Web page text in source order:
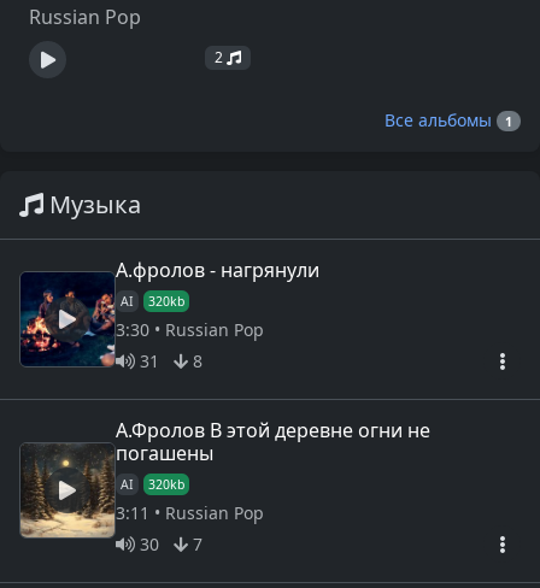
Russian Pop
2
Все альбомы 1
Музыка
А.фролов - нагрянули
AI 320kb
3:30 • Russian Pop
31
8
А.Фролов В этой деревне огни не
погашены
AI 320kb
3:11 • Russian Pop
30
7